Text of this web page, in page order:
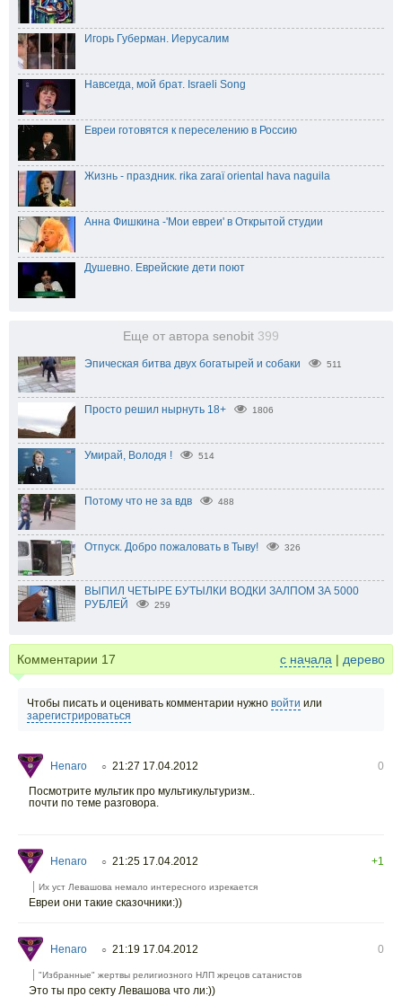
Игорь Губерман. Иерусалим
Навсегда, мой брат. Israeli Song
Евреи готовятся к переселению в Россию
Жизнь - праздник. rika zaraï oriental hava naguila
Анна Фишкина -'Мои евреи' в Открытой студии
Душевно. Еврейские дети поют
Еще от автора senobit 399
Эпическая битва двух богатырей и собаки 511
Просто решил нырнуть 18+ 1806
Умирай, Володя ! 514
Потому что не за вдв 488
Отпуск. Добро пожаловать в Тыву! 326
ВЫПИЛ ЧЕТЫРЕ БУТЫЛКИ ВОДКИ ЗАЛПОМ ЗА 5000
РУБЛЕЙ
259
Комментарии 17 с начала | дерево
Чтобы писать и оценивать комментарии нужно войти или
зарегистрироваться
Henaro ○ 21:27 17.04.2012
0
Посмотрите мультик про мультикультуризм..
почти по теме разговора.
Henaro ○ 21:25 17.04.2012 +1
Их уст Левашова немало интересного изрекается
Евреи они такие сказочники:))
Henaro ○ 21:19 17.04.2012 0
"Избранные" жертвы религиозного НЛП жрецов сатанистов
Это ты про секту Левашова что ли:))